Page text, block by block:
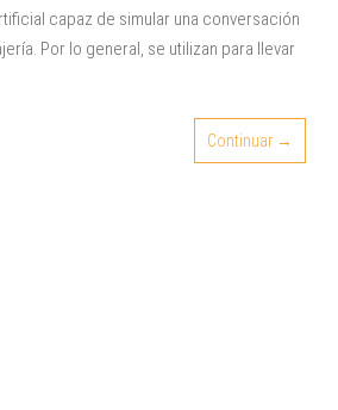
capaz de simular una conversación
Por lo general, se utilizan para llevar
Continuar →